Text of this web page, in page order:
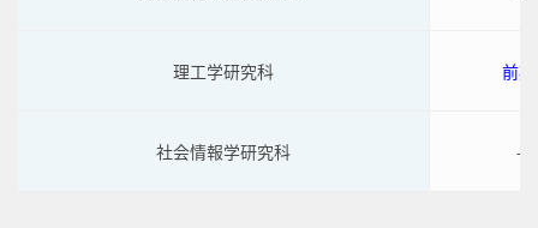
理工学研究科 前期
社会情報学研究科 -